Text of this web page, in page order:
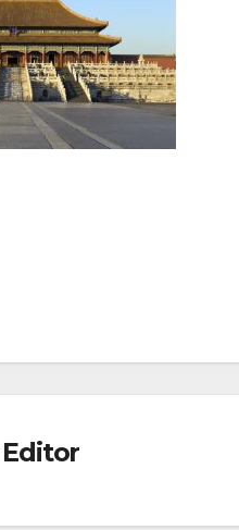
Editor